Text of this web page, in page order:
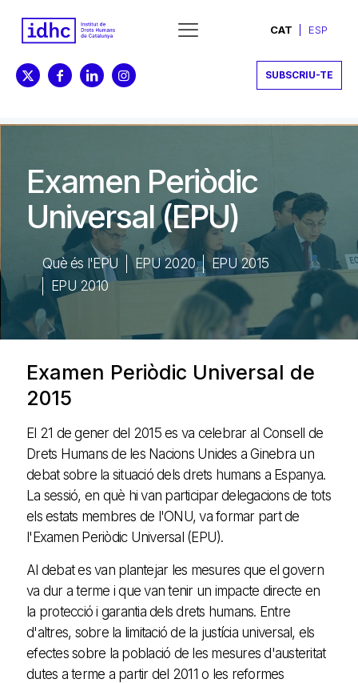
CAT ESP
SUBSCRIU-TE
Examen Periòdic
Universal (EPU)
Què és l'EPU EPU 2020
EPU 2015
EPU 2010
Examen Periòdic Universal de
2015
El 21 de gener del 2015 es va celebrar al Consell de
Drets Humans de les Nacions Unides a Ginebra un
debat sobre la situació dels drets humans a Espanya.
La sessió, en què hi van participar delegacions de tots
els estats membres de l'ONU, va formar part de
l'Examen Periòdic Universal (EPU).
Al debat es van plantejar les mesures que el govern
va dur a terme i que van tenir un impacte directe en
la protecció i garantia dels drets humans. Entre
d'altres, sobre la limitació de la justícia universal, els
efectes sobre la població de les mesures d'austeritat
dutes a terme a partir del 2011 o les reformes